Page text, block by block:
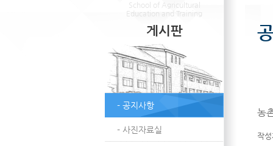
School of Agricultural
Education and Training
게시판
- 공지사항
- 사진자료실
농
작